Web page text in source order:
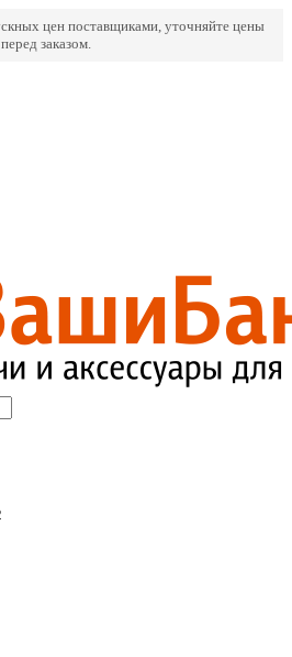
цен поставщиками, уточняйте цены
перед заказом.